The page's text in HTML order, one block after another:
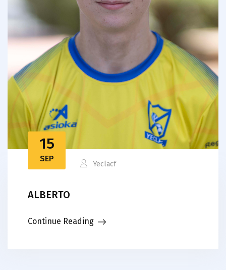
15
SEP
Yeclacf
ALBERTO
Continue Reading